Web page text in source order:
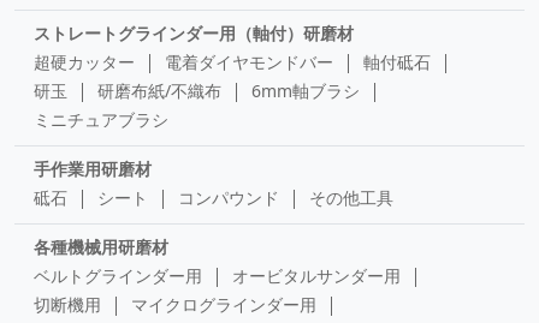
ストレートグラインダー用（軸付）研磨材
超硬カッター
電着ダイヤモンドバー
軸付砥石
研玉
研磨布紙/不織布
6mm軸ブラシ
ミニチュアブラシ
手作業用研磨材
砥石
シート コンパウンド その他工具
各種機械用研磨材
ベルトグラインダー用
オービタルサンダー用
切断機用
マイクログラインダー用